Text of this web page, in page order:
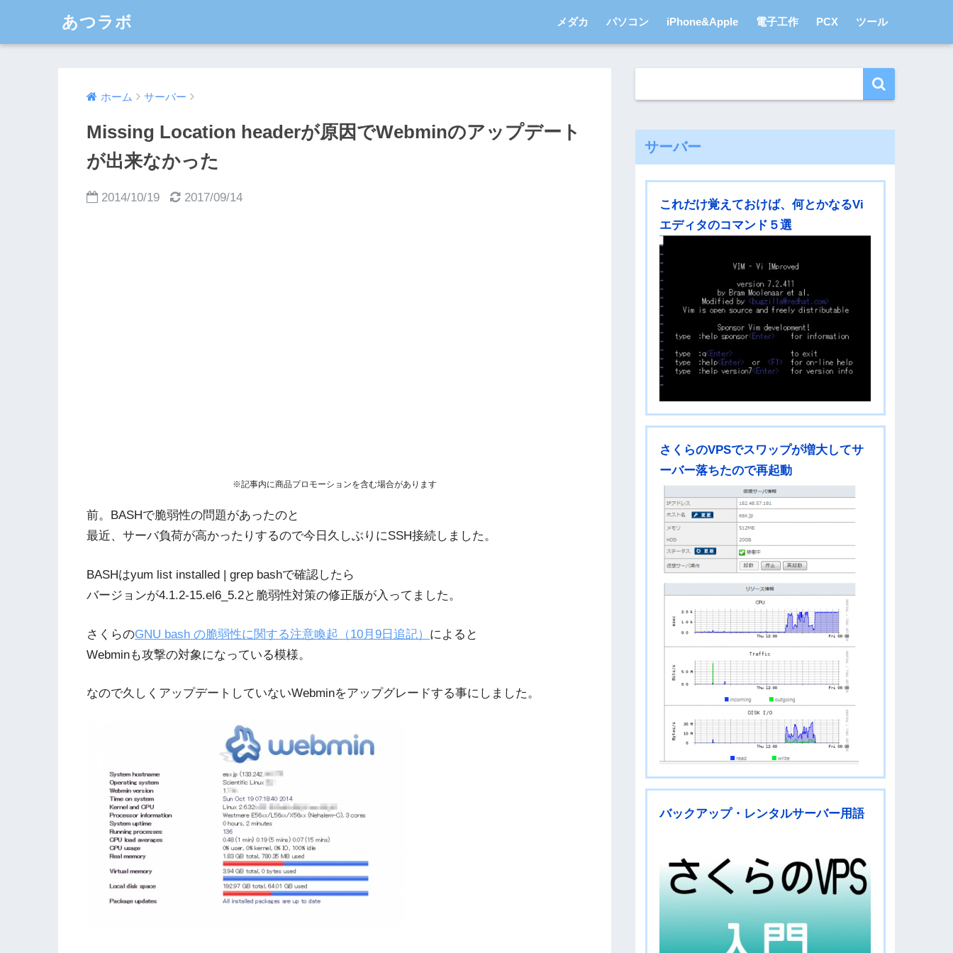
あつラボ メダカ パソコン iPhone&Apple 電子工作 PCX ツール
ホーム サーバー
Missing Location headerが原因でWebminのアップデート
が出来なかった
2014/10/19 2017/09/14
※記事内に商品プロモーションを含む場合があります
前。BASHで脆弱性の問題があったのと
最近、サーバ負荷が高かったりするので今日久しぶりにSSH接続しました。
BASHはyum list installed | grep bashで確認したら
バージョンが4.1.2-15.el6_5.2と脆弱性対策の修正版が入ってました。
さくらのGNU bash の脆弱性に関する注意喚起（10月9日追記） によると
Webminも攻撃の対象になっている模様。
なので久しくアップデートしていないWebminをアップグレードする事にしました。
サーバー
これだけ覚えておけば、何とかなるVi
エディタのコマンド５選
さくらのVPSでスワップが増大してサ
ーバー落ちたので再起動
バックアップ・レンタルサーバー用語